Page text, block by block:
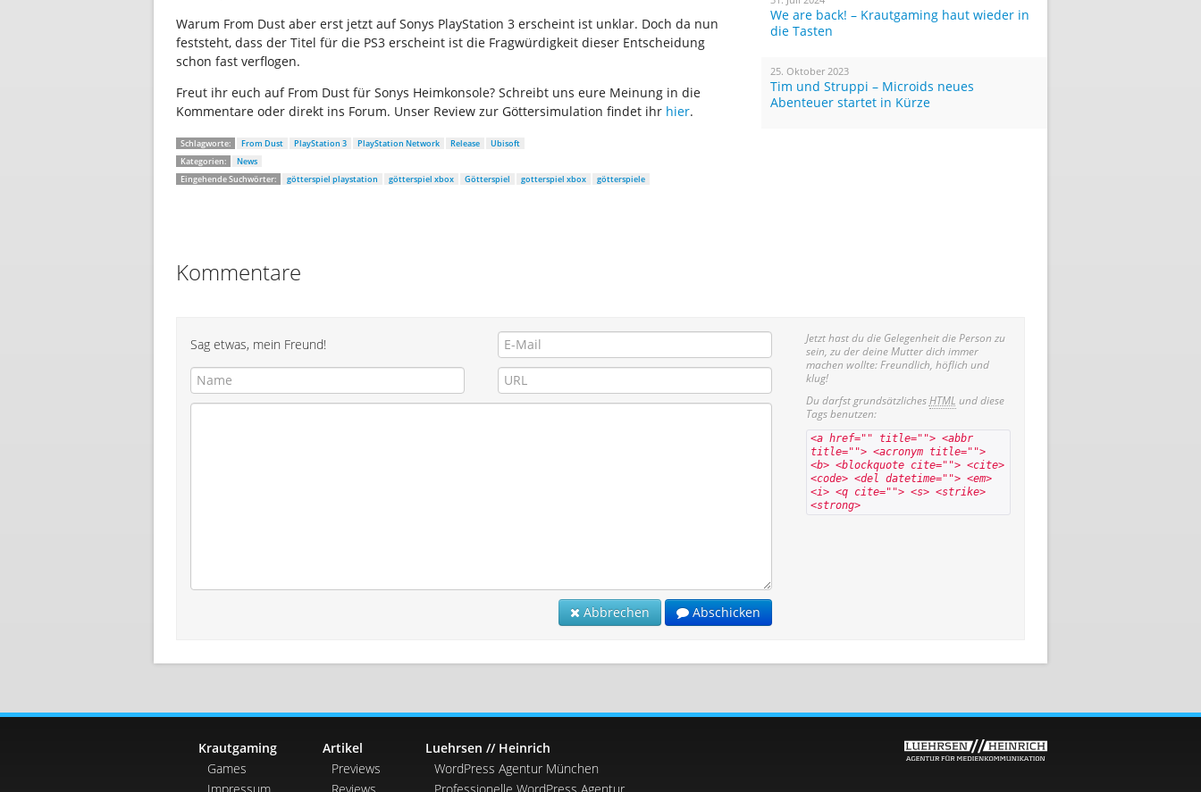
Warum From Dust aber erst jetzt auf Sonys PlayStation 3 erscheint ist unklar. Doch da nun
feststeht, dass der Titel für die PS3 erscheint ist die Fragwürdigkeit dieser Entscheidung
schon fast verflogen.
Freut ihr euch auf From Dust für Sonys Heimkonsole? Schreibt uns eure Meinung in die
Kommentare oder direkt ins Forum. Unser Review zur Göttersimulation findet ihr hier.
Schlagworte: From Dust PlayStation 3 PlayStation Network Release
Ubisoft
Kategorien:
News
Eingehende Suchwörter:
götterspiel playstation götterspiel xbox Götterspiel gotterspiel xbox götterspiele
We are back! – Krautgaming haut wieder in
die Tasten
25. Oktober 2023
Tim und Struppi – Microids neues
Abenteuer startet in Kürze
Kommentare
Sag etwas, mein Freund!
Abbrechen Abschicken
Jetzt hast du die Gelegenheit die Person zu
sein, zu der deine Mutter dich immer
machen wollte: Freundlich, höflich und
klug!
Du darfst grundsätzlichesHTML und diese
Tags benutzen:
<a href="" title=""> <abbr
title=""> <acronym title="">
<b> <blockquote cite=""> <cite>
<code> <del datetime=""> <em>
<i> <q cite=""> <s> <strike>
<strong>
Krautgaming
Games
Impressum
Artikel
Previews
Reviews
Luehrsen // Heinrich
WordPress Agentur München
Professionelle WordPress Agentur